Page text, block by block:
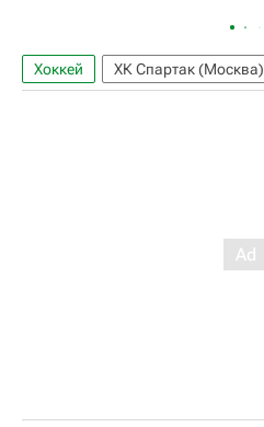
Хоккей ХК Спартак (Москва)